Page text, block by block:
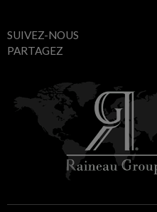
SUIVEZ-NOUS
PARTAGEZ